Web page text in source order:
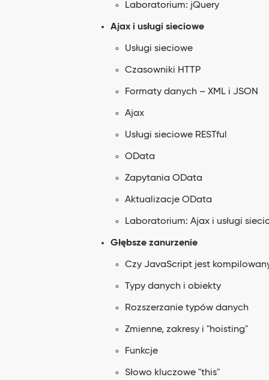
Laboratorium: jQuery
Ajax i usługi sieciowe
Usługi sieciowe
Czasowniki HTTP
Formaty danych – XML i JSON
Ajax
Usługi sieciowe RESTful
OData
Zapytania OData
Aktualizacje OData
Laboratorium: Ajax i usługi
Głębsze zanurzenie
Czy JavaScript jest
Typy danych i obiekty
Rozszerzanie typów danych
Zmienne, zakresy i "hoisting"
Funkcje
Słowo kluczowe "this"